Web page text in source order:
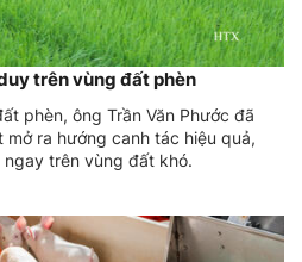
trên vùng đất phèn
phèn, ông Trần Văn Phước đã
ra hướng canh tác hiệu quả,
trên vùng đất khó.